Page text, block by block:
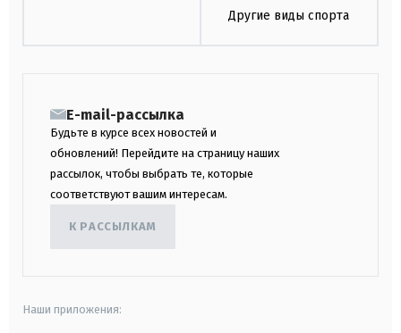
Другие виды спорта
E-mail-рассылка
Будьте в курсе всех новостей и
обновлений! Перейдите на страницу наших
рассылок, чтобы выбрать те, которые
соответствуют вашим интересам.
К РАССЫЛКАМ
Наши приложения: